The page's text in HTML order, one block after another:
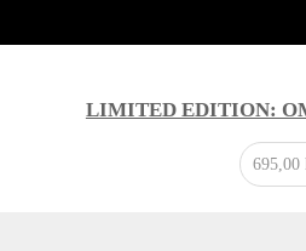
LIMITED EDITION:
695,00